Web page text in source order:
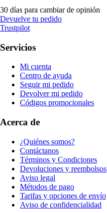
30 días para cambiar de opinión
Devuelve tu pedido
Trustpilot
Servicios
Mi cuenta
Centro de ayuda
Seguir mi pedido
Devolver mi pedido
Códigos promocionales
Acerca de
¿Quiénes somos?
Contáctanos
Términos y Condiciones
Devoluciones y reembolsos
Aviso legal
Métodos de pago
Tarifas y opciones de envío
Aviso de confidencialidad